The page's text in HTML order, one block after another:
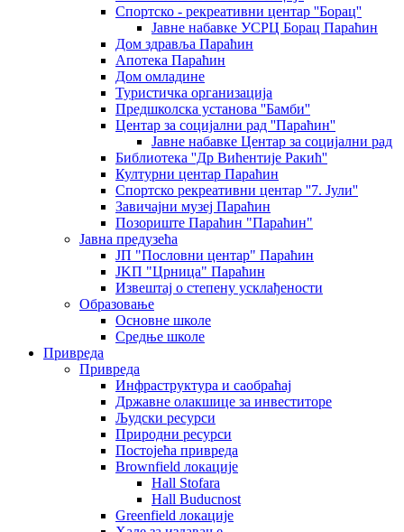
Спортско - рекреативни центар ''Борац''
Јавне набавке УСРЦ Борац Параћин
Дом здравља Параћин
Апотека Параћин
Дом омладине
Туристичка организација
Предшколска установа ''Бамби''
Центар за социјални рад ''Параћин''
Јавне набавке Центар за социјални рад
Библиотека ''Др Вићентије Ракић''
Културни центар Параћин
Спортско рекреативни центар ''7. Јули''
Завичајни музеј Параћин
Позориште Параћин "Параћин"
Јавна предузећа
ЈП "Пословни центар" Параћин
ЈKП "Црница" Параћин
Извештај о степену усклађености
Образовање
Основне школе
Средње школе
Привреда
Привреда
Инфраструктура и саобраћај
Државне олакшице за инвеститоре
Људски ресурси
Природни ресурси
Постојећа привреда
Brownfield локације
Hall Stofara
Hall Buducnost
Greenfield локације